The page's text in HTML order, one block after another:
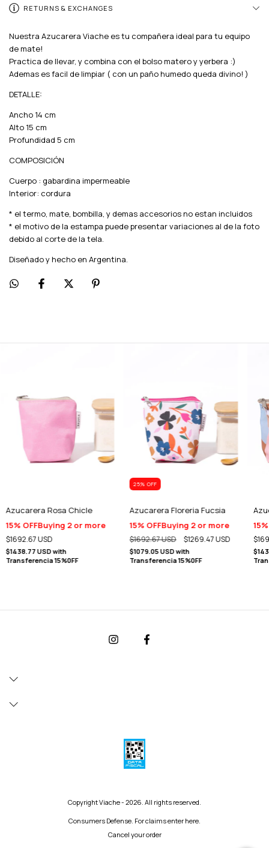
RETURNS & EXCHANGES
Nuestra Azucarera Viache es tu compañera ideal para tu equipo
de mate!
Practica de llevar, y combina con el bolso matero y yerbera :)
Ademas es facil de limpiar ( con un paño humedo queda divino! )
DETALLE:
Ancho 14 cm
Alto 15 cm
Profundidad 5 cm
COMPOSICIÓN
Cuerpo : gabardina impermeable
Interior: cordura
* el termo, mate, bombilla, y demas accesorios no estan incluidos
* el motivo de la estampa puede presentar variaciones al de la foto
debido al corte de la tela.
Diseñado y hecho en Argentina.
Azucarera Rosa Chicle
15% OFFBuying 2 or more
$1692.67 USD
$1438.77 USDwith
Transferencia 15%0FF
25% OFF
Azucarera Floreria Fucsia
15% OFFBuying 2 or more
$1692.67 USD $1269.47 USD
$1079.05 USDwith
Transferencia 15%0FF
Copyright Viache - 2026. All rights reserved.
Consumers Defense. For claimsenter here.
Cancel your order